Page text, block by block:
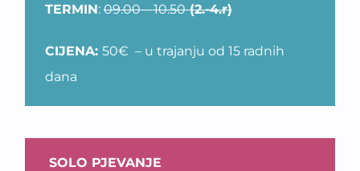
TERMIN:09.00 – 10.50(2.-4.r)
CIJENA: 50€ – u trajanju od 15 radnih
dana
SOLO PJEVANJE